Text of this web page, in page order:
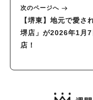
次のページへ
【堺東】地元で愛さ
堺店」が2026年1月7
店！